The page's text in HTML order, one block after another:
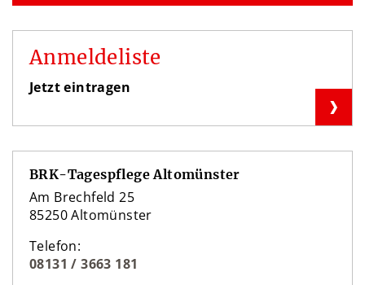
Anmeldeliste
Jetzt eintragen
BRK-Tagespflege Altomünster
Am Brechfeld 25
85250 Altomünster
Telefon:
08131 / 3663 181